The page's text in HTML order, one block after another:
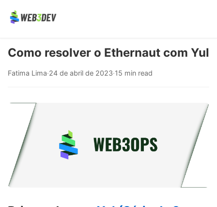
Como resolver o Ethernaut com Yul
Fatima Lima·24 de abril de 2023·15 min read